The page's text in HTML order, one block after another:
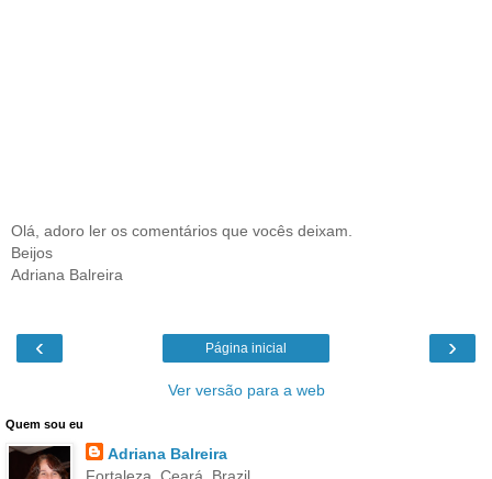
Olá, adoro ler os comentários que vocês deixam.
Beijos
Adriana Balreira
‹ ›
Página inicial
Ver versão para a web
Quem sou eu
Adriana Balreira